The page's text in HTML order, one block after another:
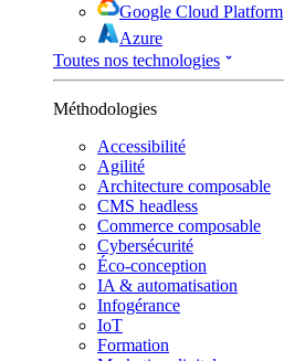
Google Cloud Platform
Azure
Toutes nos technologies
Méthodologies
Accessibilité
Agilité
Architecture composable
CMS headless
Commerce composable
Cybersécurité
Éco-conception
IA & automatisation
Infogérance
IoT
Formation